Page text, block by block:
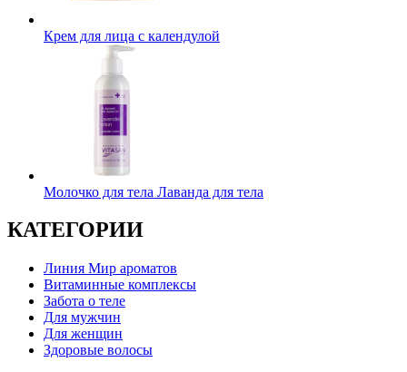
Крем для лица с календулой
Молочко для тела Лаванда для тела
КАТЕГОРИИ
Линия Мир ароматов
Витаминные комплексы
Забота о теле
Для мужчин
Для женщин
Здоровые волосы